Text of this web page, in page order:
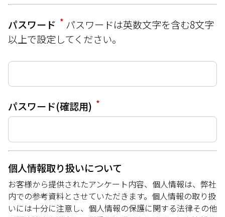
パスワード * パスワードは英数文字を含む8文字
以上で設定してください。
パスワード(確認用) *
個人情報取り扱いについて
お客様から提供されたアンケート内容、個人情報は、弊社
内での参考資料とさせていただきます。個人情報の取り扱
いには十分に注意し、個人情報の保護に関する法律その他